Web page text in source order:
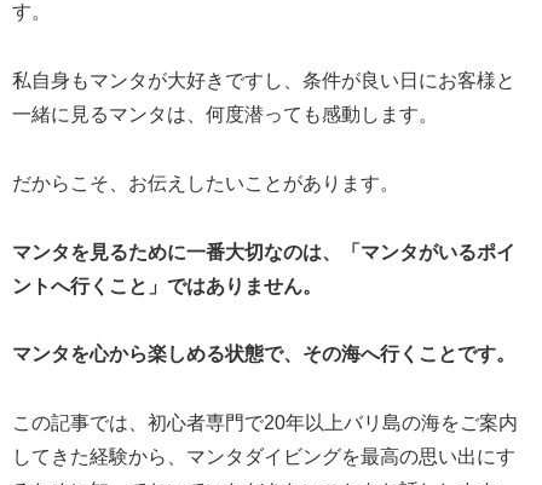
す。
私自身もマンタが大好きですし、条件が良い日にお客様と
一緒に見るマンタは、何度潜っても感動します。
だからこそ、お伝えしたいことがあります。
マンタを見るために一番大切なのは、「マンタがいるポイ
ントへ行くこと」ではありません。
マンタを心から楽しめる状態で、その海へ行くことです。
この記事では、初心者専門で20年以上バリ島の海をご案内
してきた経験から、マンタダイビングを最高の思い出にす